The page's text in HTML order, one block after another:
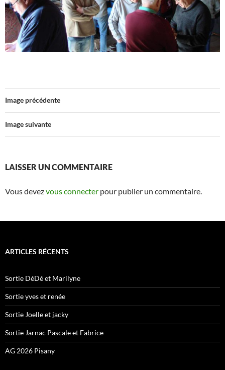
Image précédente
Image suivante
LAISSER UN COMMENTAIRE
Vous devezvous connecter pour publier un commentaire.
ARTICLES RÉCENTS
Sortie DéDé et Marilyne
Sortie yves et renée
Sortie Joelle et jacky
Sortie Jarnac Pascale et Fabrice
AG 2026 Pisany